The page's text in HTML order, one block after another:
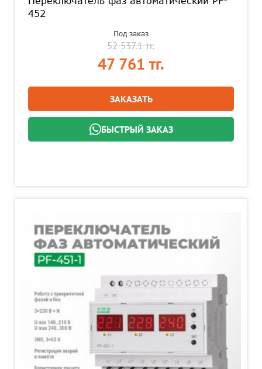
452
Под заказ
52 537.1 тг.
47 761 тг.
ЗАКАЗАТЬ
БЫСТРЫЙ ЗАКАЗ